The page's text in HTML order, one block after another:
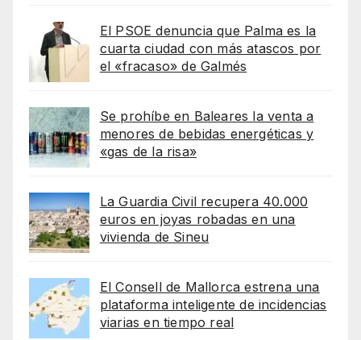
El PSOE denuncia que Palma es la
cuarta ciudad con más atascos por
el «fracaso» de Galmés
Se prohíbe en Baleares la venta a
menores de bebidas energéticas y
«gas de la risa»
La Guardia Civil recupera 40.000
euros en joyas robadas en una
vivienda de Sineu
El Consell de Mallorca estrena una
plataforma inteligente de incidencias
viarias en tiempo real